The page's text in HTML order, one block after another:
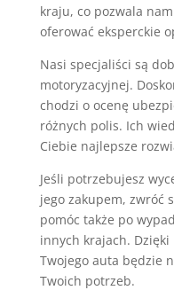
kraju, co pozwala
oferować eksperckie
Nasi specjaliści są
motoryzacyjnej.
chodzi o ocenę
różnych polis. Ich
Ciebie najlepsze
Jeśli potrzebujesz
jego zakupem, zwróć
pomóc także po
innych krajach.
Twojego auta będzie
Twoich potrzeb.